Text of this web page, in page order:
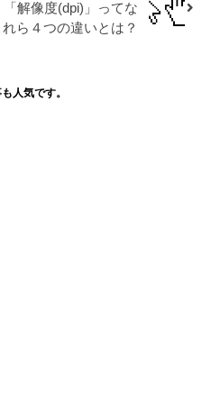
「解像度(dpi)」ってな
ら４つの違いとは？
人気です。